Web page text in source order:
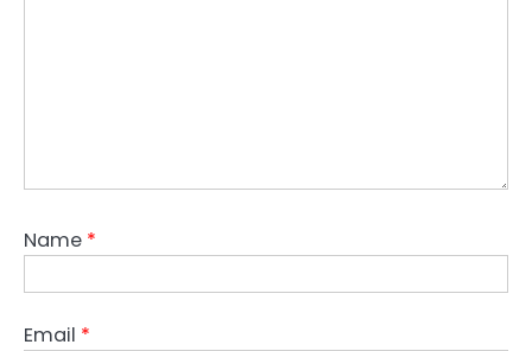
Name *
Email *